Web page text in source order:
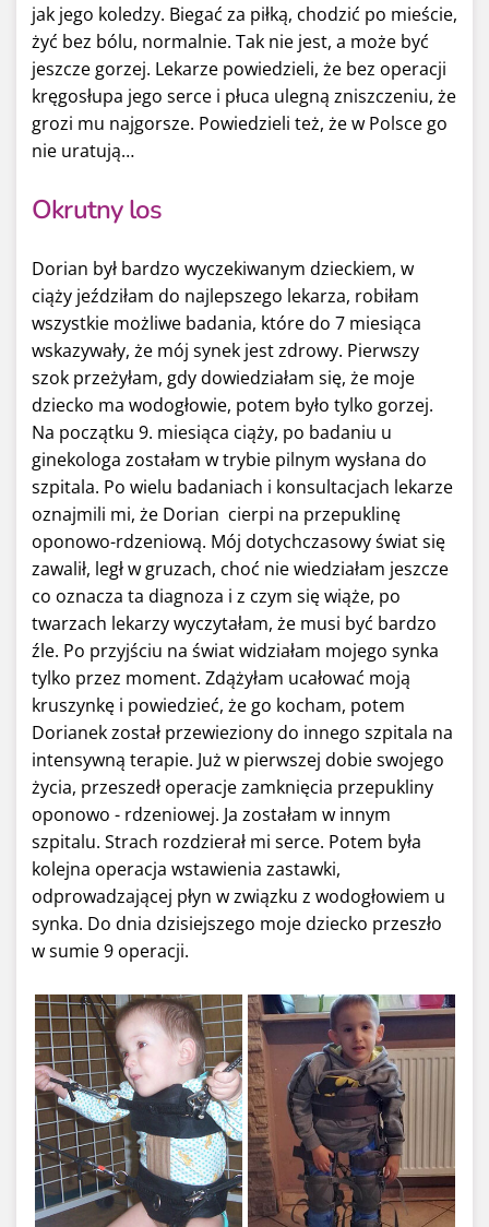
jak jego koledzy. Biegać za piłką, chodzić po mieście,
żyć bez bólu, normalnie. Tak nie jest, a może być
jeszcze gorzej. Lekarze powiedzieli, że bez operacji
kręgosłupa jego serce i płuca ulegną zniszczeniu, że
grozi mu najgorsze. Powiedzieli też, że w Polsce go
nie uratują…
Okrutny los
Dorian był bardzo wyczekiwanym dzieckiem, w
ciąży jeździłam do najlepszego lekarza, robiłam
wszystkie możliwe badania, które do 7 miesiąca
wskazywały, że mój synek jest zdrowy. Pierwszy
szok przeżyłam, gdy dowiedziałam się, że moje
dziecko ma wodogłowie, potem było tylko gorzej.
Na początku 9. miesiąca ciąży, po badaniu u
ginekologa zostałam w trybie pilnym wysłana do
szpitala. Po wielu badaniach i konsultacjach lekarze
oznajmili mi, że Dorian cierpi na przepuklinę
oponowo-rdzeniową. Mój dotychczasowy świat się
zawalił, legł w gruzach, choć nie wiedziałam jeszcze
co oznacza ta diagnoza i z czym się wiąże, po
twarzach lekarzy wyczytałam, że musi być bardzo
źle. Po przyjściu na świat widziałam mojego synka
tylko przez moment. Zdążyłam ucałować moją
kruszynkę i powiedzieć, że go kocham, potem
Dorianek został przewieziony do innego szpitala na
intensywną terapie. Już w pierwszej dobie swojego
życia, przeszedł operacje zamknięcia przepukliny
oponowo - rdzeniowej. Ja zostałam w innym
szpitalu. Strach rozdzierał mi serce. Potem była
kolejna operacja wstawienia zastawki,
odprowadzającej płyn w związku z wodogłowiem u
synka. Do dnia dzisiejszego moje dziecko przeszło
w sumie 9 operacji.